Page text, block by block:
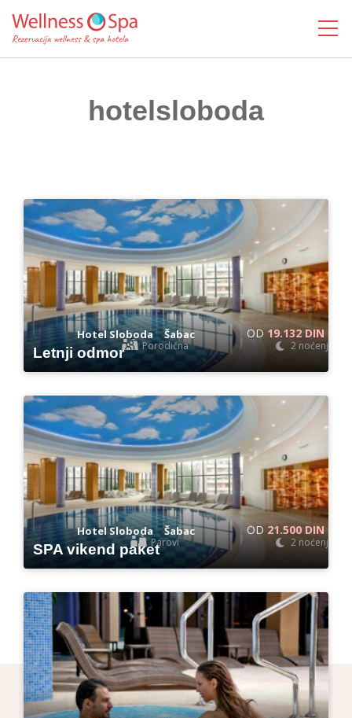
hotelsloboda
Hotel Sloboda - Šabac
Letnji odmor
OD19.132 DIN
Porodična 2 noćenja
Hotel Sloboda - Šabac
SPA vikend paket
OD21.500 DIN
Parovi 2 noćenja